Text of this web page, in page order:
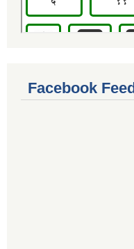
Facebook Feed